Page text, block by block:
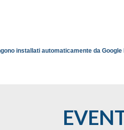
installati automaticamente da